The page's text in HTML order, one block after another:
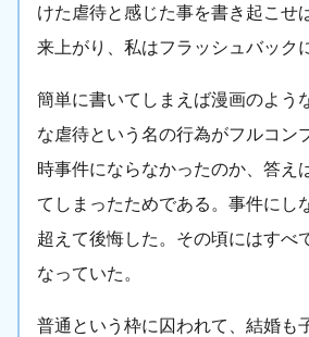
けた虐待と感じた事を書き起こせ
来上がり、私はフラッシュバック
簡単に書いてしまえば漫画のよう
な虐待という名の行為がフルコン
時事件にならなかったのか、答え
てしまったためである。事件にし
超えて後悔した。その頃にはすべ
なっていた。
普通という枠に囚われて、結婚も